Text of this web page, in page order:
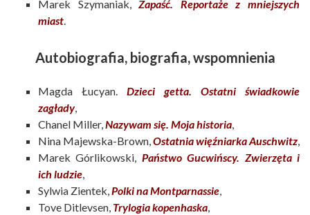
Marek Szymaniak,Zapaść. Reportaże z mniejszych
miast.
Autobiografia, biografia, wspomnienia
Magda Łucyan. Dzieci getta. Ostatni świadkowie
zagłady,
Chanel Miller,Nazywam się. Moja historia,
Nina Majewska-Brown,Ostatnia więźniarka Auschwitz,
Marek Górlikowski, Państwo Gucwińscy. Zwierzęta i
ich ludzie,
Sylwia Zientek,Polki na Montparnassie,
Tove Ditlevsen, Trylogia kopenhaska,